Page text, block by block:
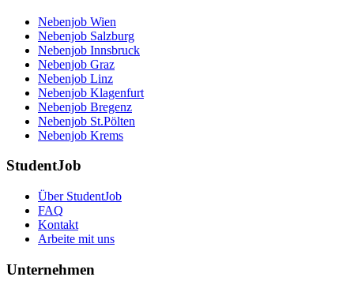
Nebenjob Wien
Nebenjob Salzburg
Nebenjob Innsbruck
Nebenjob Graz
Nebenjob Linz
Nebenjob Klagenfurt
Nebenjob Bregenz
Nebenjob St.Pölten
Nebenjob Krems
StudentJob
Über StudentJob
FAQ
Kontakt
Arbeite mit uns
Unternehmen